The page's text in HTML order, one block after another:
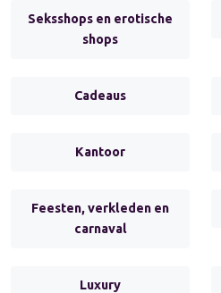
Seksshops en erotische
shops
Cadeaus
Kantoor
Feesten, verkleden en
carnaval
Luxury